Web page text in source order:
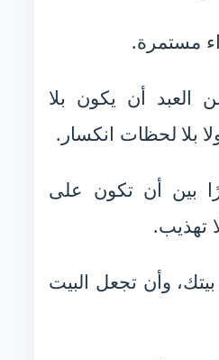
مستمرة.
العبد أن يكون بلا
بلا لحظات انكسار.
بين أن تكون على
تهذيب.
وأن تجعل البيت